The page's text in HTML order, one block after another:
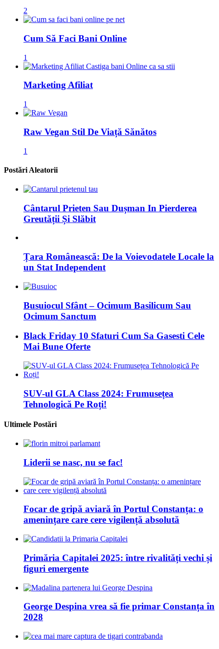
2
Cum Să Faci Bani Online
1
Marketing Afiliat
1
Raw Vegan Stil De Viață Sănătos
1
Postări Aleatorii
Cântarul Prieten Sau Dușman In Pierderea
Greutății Și Slăbit
Țara Românească: De la Voievodatele Locale la
un Stat Independent
Busuiocul Sfânt – Ocimum Basilicum Sau
Ocimum Sanctum
Black Friday 10 Sfaturi Cum Sa Gasesti Cele
Mai Bune Oferte
SUV-ul GLA Class 2024: Frumusețea
Tehnologică Pe Roți!
Ultimele Postări
Liderii se nasc, nu se fac!
Focar de gripă aviară în Portul Constanța: o
amenințare care cere vigilență absolută
Primăria Capitalei 2025: între rivalități vechi și
figuri emergente
George Despina vrea să fie primar Constanța în
2028